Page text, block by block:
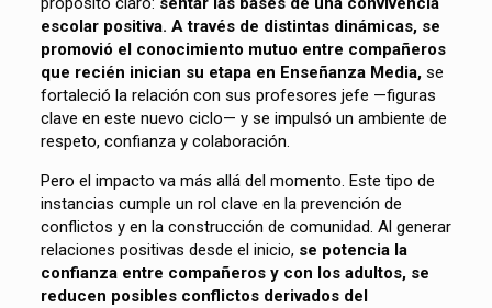
escolar positiva. A través de distintas dinámicas, se
promovió el conocimiento mutuo entre compañeros
que recién inician su etapa en Enseñanza Media,se
fortaleció la relación con sus profesores jefe —figuras
clave en este nuevo ciclo— y se impulsó un ambiente de
respeto, confianza y colaboración.
Pero el impacto va más allá del momento. Este tipo de
instancias cumple un rol clave en la prevención de
conflictos y en la construcción de comunidad. Al generar
relaciones positivas desde el inicio, se potencia la
confianza entre compañeros y con los adultos, se
reducen posibles conflictos derivados del